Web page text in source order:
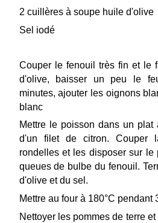
2 cuillères à soupe huile d'olive
Sel iodé
Couper le fenouil très fin et le
d'olive, baisser un peu le
minutes, ajouter les oignons
blanc
Mettre le poisson dans un
d'un filet de citron. Couper
rondelles et les disposer sur
queues de bulbe du fenouil.
d'olive et du sel.
Mettre au four à 180°C pendant
Nettoyer les pommes de terre